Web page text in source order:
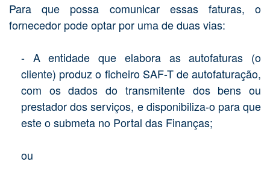
Para que possa comunicar essas faturas, o
fornecedor pode optar por uma de duas vias:
- A entidade que elabora as autofaturas (o
cliente) produz o ficheiro SAF-T de autofaturação,
com os dados do transmitente dos bens ou
prestador dos serviços, e disponibiliza-o para que
este o submeta no Portal das Finanças;
ou